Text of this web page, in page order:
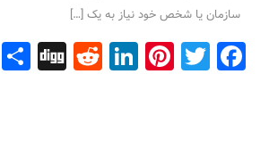
سازمان یا شخص خود نیاز به یک […]
Facebook
Twitter
Pinterest
LinkedIn
Reddit
Digg